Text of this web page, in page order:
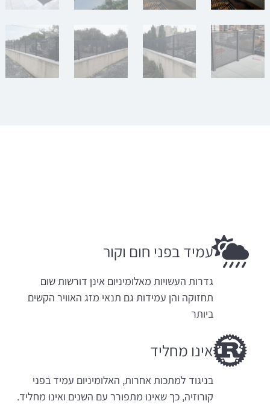
עמיד בפני חום וקור
גדרות העשויות מאלומיניום אינן דורשות שום
תחזוקה והן עמידות גם תנאי מזג האוויר הקשים
ביותר
אינו מחליד
בניגוד למתכות אחרות, האלומיניום עמיד בפני
קורוזיה, כך שאינו מתפורר עם השנים ואינו מחליד.